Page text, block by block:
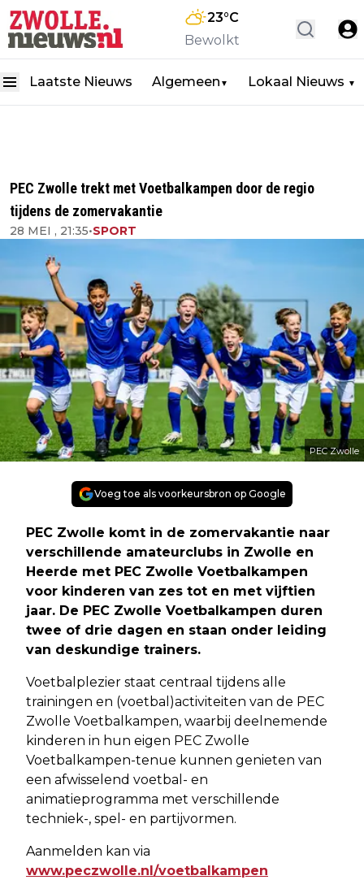
23°C
Bewolkt
Laatste Nieuws Algemeen ▼ Lokaal Nieuws ▼
PEC Zwolle trekt met Voetbalkampen door de regio
tijdens de zomervakantie
28 MEI , 21:35•SPORT
PEC Zwolle
Voeg toe als voorkeursbron op Google
PEC Zwolle komt in de zomervakantie naar
verschillende amateurclubs in Zwolle en
Heerde met PEC Zwolle Voetbalkampen
voor kinderen van zes tot en met vijftien
jaar. De PEC Zwolle Voetbalkampen duren
twee of drie dagen en staan onder leiding
van deskundige trainers.
Voetbalplezier staat centraal tijdens alle
trainingen en (voetbal)activiteiten van de PEC
Zwolle Voetbalkampen, waarbij deelnemende
kinderen in hun eigen PEC Zwolle
Voetbalkampen-tenue kunnen genieten van
een afwisselend voetbal- en
animatieprogramma met verschillende
techniek-, spel- en partijvormen.
Aanmelden kan via
www.peczwolle.nl/voetbalkampen